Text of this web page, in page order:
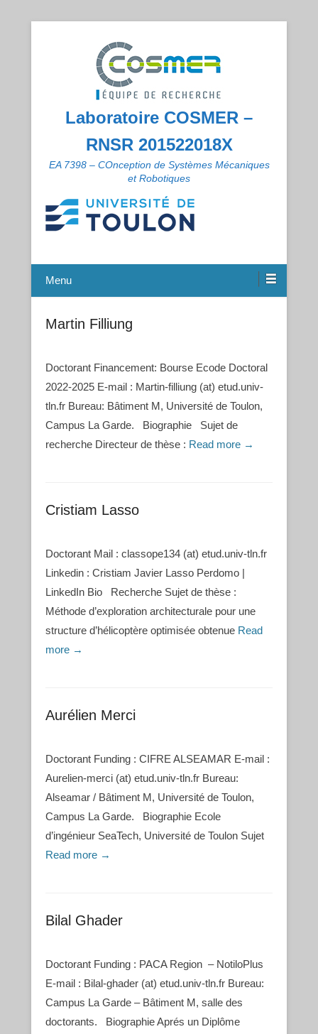
Laboratoire COSMER –
RNSR 201522018X
EA 7398 – COnception de Systèmes Mécaniques
et Robotiques
Menu
Martin Filliung
Doctorant Financement: Bourse Ecode Doctoral
2022-2025 E-mail : Martin-filliung (at) etud.univ-
tln.fr Bureau: Bâtiment M, Université de Toulon,
Campus La Garde. Biographie Sujet de
recherche Directeur de thèse : Read more →
Cristiam Lasso
Doctorant Mail : classope134 (at) etud.univ-tln.fr
Linkedin : Cristiam Javier Lasso Perdomo |
LinkedIn Bio Recherche Sujet de thèse :
Méthode d’exploration architecturale pour une
structure d’hélicoptère optimisée obtenue Read
more →
Aurélien Merci
Doctorant Funding : CIFRE ALSEAMAR E-mail :
Aurelien-merci (at) etud.univ-tln.fr Bureau:
Alseamar / Bâtiment M, Université de Toulon,
Campus La Garde. Biographie Ecole
d’ingénieur SeaTech, Université de Toulon Sujet
Read more →
Bilal Ghader
Doctorant Funding : PACA Region – NotiloPlus
E-mail : Bilal-ghader (at) etud.univ-tln.fr Bureau:
Campus La Garde – Bâtiment M, salle des
doctorants. Biographie Aprés un Diplôme